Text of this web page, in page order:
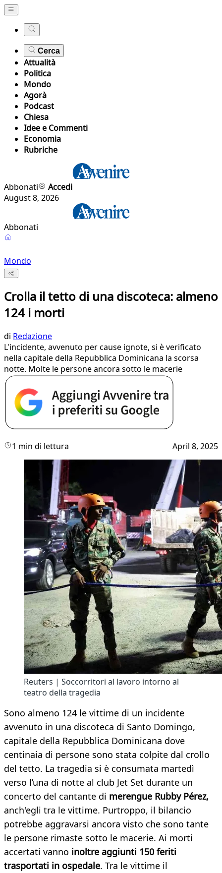
Cerca
Attualità
Politica
Mondo
Agorà
Podcast
Chiesa
Idee e Commenti
Economia
Rubriche
Abbonati
Accedi
August 8, 2026
Abbonati
Mondo
Crolla il tetto di una discoteca: almeno
124 i morti
di Redazione
L'incidente, avvenuto per cause ignote, si è verificato
nella capitale della Repubblica Dominicana la scorsa
notte. Molte le persone ancora sotto le macerie
1 min di lettura April 8, 2025
Reuters | Soccorritori al lavoro intorno al
teatro della tragedia
Sono almeno 124 le vittime di un incidente
avvenuto in una discoteca di Santo Domingo,
capitale della Repubblica Dominicana dove
centinaia di persone sono stata colpite dal crollo
del tetto. La tragedia si è consumata martedì
verso l’una di notte al club Jet Set durante un
concerto del cantante di merengue Rubby Pérez,
anch'egli tra le vittime. Purtroppo, il bilancio
potrebbe aggravarsi ancora visto che sono tante
le persone rimaste sotto le macerie. Ai morti
accertati vanno inoltre aggiunti 150 feriti
trasportati in ospedale. Tra le vittime il